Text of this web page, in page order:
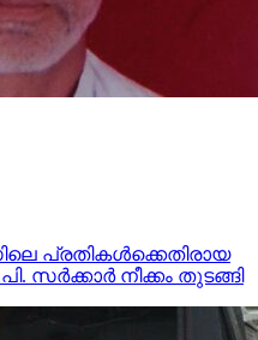
പ്രതികള്‍ക്കെതിരായ
സര്‍ക്കാര്‍ നീക്കം തുടങ്ങി